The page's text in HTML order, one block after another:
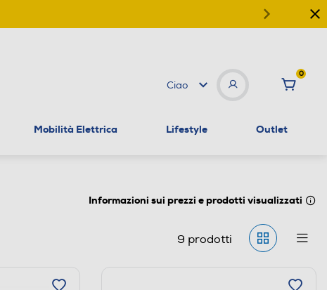
Ciao
0
Mobilità Elettrica Lifestyle Outlet
Informazioni sui prezzi e prodotti visualizzati
9 prodotti